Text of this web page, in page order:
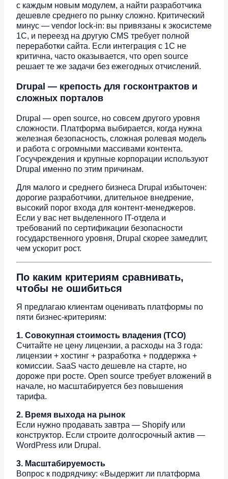
с каждым новым модулем, а найти разработчика
дешевле среднего по рынку сложно. Критический
минус — vendor lock-in: вы привязаны к экосистеме
1С, и переезд на другую CMS требует полной
переработки сайта. Если интеграция с 1С не
критична, часто оказывается, что open source
решает те же задачи без ежегодных отчислений.
Drupal — крепость для госконтрактов и
сложных порталов
Drupal — open source, но совсем другого уровня
сложности. Платформа выбирается, когда нужна
железная безопасность, сложная ролевая модель
и работа с огромными массивами контента.
Госучреждения и крупные корпорации используют
Drupal именно по этим причинам.
Для малого и среднего бизнеса Drupal избыточен:
дорогие разработчики, длительное внедрение,
высокий порог входа для контент-менеджеров.
Если у вас нет выделенного IT-отдела и
требований по сертификации безопасности
государственного уровня, Drupal скорее замедлит,
чем ускорит рост.
По каким критериям сравнивать,
чтобы не ошибиться
Я предлагаю клиентам оценивать платформы по
пяти бизнес-критериям:
1. Совокупная стоимость владения (TCO)
Считайте не цену лицензии, а расходы на 3 года:
лицензии + хостинг + разработка + поддержка +
комиссии. SaaS часто дешевле на старте, но
дороже при росте. Open source требует вложений в
начале, но масштабируется без повышения
тарифа.
2. Время выхода на рынок
Если нужно продавать завтра — Shopify или
конструктор. Если строите долгосрочный актив —
WordPress или Drupal.
3. Масштабируемость
Вопрос к подрядчику: «Выдержит ли платформа